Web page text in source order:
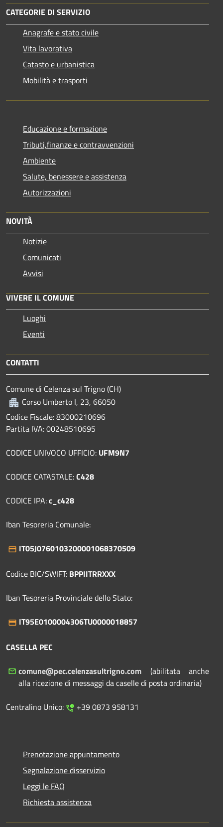
CATEGORIE DI SERVIZIO
Anagrafe e stato civile
Vita lavorativa
Catasto e urbanistica
Mobilità e trasporti
Educazione e formazione
Tributi,finanze e contravvenzioni
Ambiente
Salute, benessere e assistenza
Autorizzazioni
NOVITÀ
Notizie
Comunicati
Avvisi
VIVERE IL COMUNE
Luoghi
Eventi
CONTATTI
Comune di Celenza sul Trigno (CH)
Corso Umberto I, 23, 66050
Codice Fiscale: 83000210696
Partita IVA: 00248510695
CODICE UNIVOCO UFFICIO: UFM9N7
CODICE CATASTALE:C428
CODICE IPA:c_c428
Iban Tesoreria Comunale:
IT05J0760103200001068370509
Codice BIC/SWIFT: BPPIITRRXXX
Iban Tesoreria Provinciale dello Stato:
IT95E0100004306TU0000018857
CASELLA PEC
comune@pec.celenzasultrigno.com (abilitata anche
alla ricezione di messaggi da caselle di posta ordinaria)
Centralino Unico:
+39 0873 958131
Prenotazione appuntamento
Segnalazione disservizio
Leggi le FAQ
Richiesta assistenza